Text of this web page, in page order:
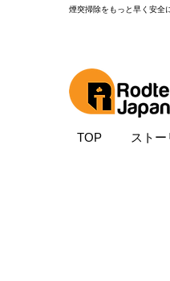
煙突掃除をもっと早く安全
TOP ストー